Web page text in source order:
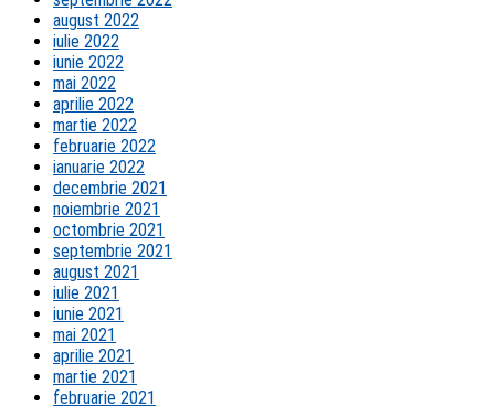
august 2022
iulie 2022
iunie 2022
mai 2022
aprilie 2022
martie 2022
februarie 2022
ianuarie 2022
decembrie 2021
noiembrie 2021
octombrie 2021
septembrie 2021
august 2021
iulie 2021
iunie 2021
mai 2021
aprilie 2021
martie 2021
februarie 2021